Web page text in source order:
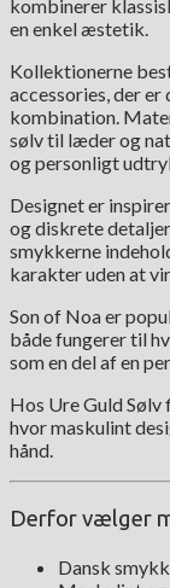
kombinerer
en enkel æstetik.
Kollektionerne
accessories, der er
kombination.
sølv til læder og
og personligt
Designet er
og diskrete
smykkerne
karakter uden at
Son of Noa er
både fungerer til
som en del af en
Hos Ure Guld Sølv
hvor maskulint
hånd.
Derfor vælger
Dansk